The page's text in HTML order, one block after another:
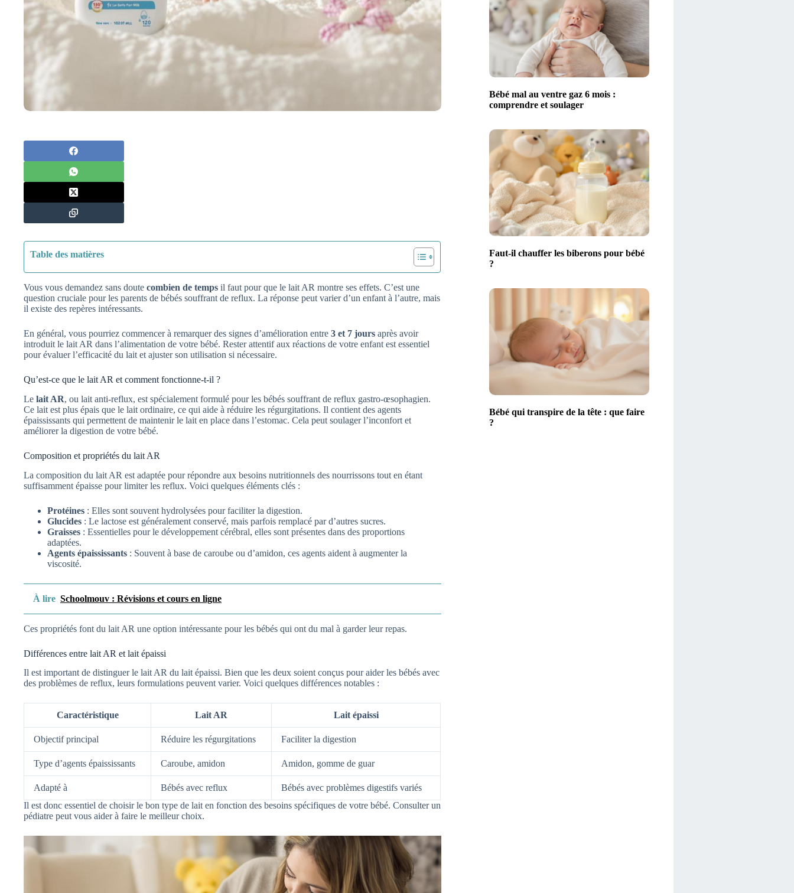
Table des matières
Vous vous demandez sans doute combien de temps il faut pour que le lait AR montre ses effets. C’est une
question cruciale pour les parents de bébés souffrant de reflux. La réponse peut varier d’un enfant à l’autre, mais
il existe des repères intéressants.
En général, vous pourriez commencer à remarquer des signes d’amélioration entre 3 et 7 jours après avoir
introduit le lait AR dans l’alimentation de votre bébé. Rester attentif aux réactions de votre enfant est essentiel
pour évaluer l’efficacité du lait et ajuster son utilisation si nécessaire.
Qu’est-ce que le lait AR et comment fonctionne-t-il ?
Le lait AR, ou lait anti-reflux, est spécialement formulé pour les bébés souffrant de reflux gastro-œsophagien.
Ce lait est plus épais que le lait ordinaire, ce qui aide à réduire les régurgitations. Il contient des agents
épaississants qui permettent de maintenir le lait en place dans l’estomac. Cela peut soulager l’inconfort et
améliorer la digestion de votre bébé.
Composition et propriétés du lait AR
La composition du lait AR est adaptée pour répondre aux besoins nutritionnels des nourrissons tout en étant
suffisamment épaisse pour limiter les reflux. Voici quelques éléments clés :
Protéines : Elles sont souvent hydrolysées pour faciliter la digestion.
Glucides : Le lactose est généralement conservé, mais parfois remplacé par d’autres sucres.
Graisses : Essentielles pour le développement cérébral, elles sont présentes dans des proportions
adaptées.
Agents épaississants : Souvent à base de caroube ou d’amidon, ces agents aident à augmenter la
viscosité.
À lire Schoolmouv : Révisions et cours en ligne
Ces propriétés font du lait AR une option intéressante pour les bébés qui ont du mal à garder leur repas.
Différences entre lait AR et lait épaissi
Il est important de distinguer le lait AR du lait épaissi. Bien que les deux soient conçus pour aider les bébés avec
des problèmes de reflux, leurs formulations peuvent varier. Voici quelques différences notables :
Caractéristique Lait AR Lait épaissi
Objectif principal Réduire les régurgitations Faciliter la digestion
Type d’agents épaississants Caroube, amidon Amidon, gomme de guar
Adapté à Bébés avec reflux
Bébés avec problèmes digestifs variés
Il est donc essentiel de choisir le bon type de lait en fonction des besoins spécifiques de votre bébé. Consulter un
pédiatre peut vous aider à faire le meilleur choix.
Bébé mal au ventre gaz 6 mois :
comprendre et soulager
Faut-il chauffer les biberons pour bébé
?
Bébé qui transpire de la tête : que faire
?